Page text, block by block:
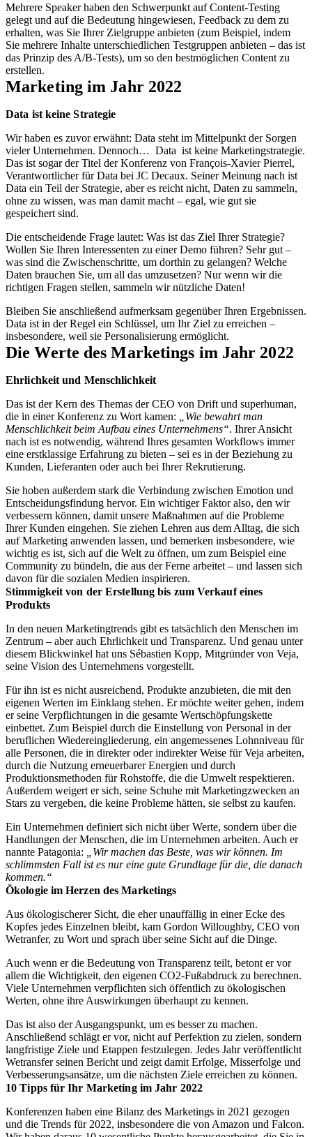
Mehrere Speaker haben den Schwerpunkt auf Content-Testing
gelegt und auf die Bedeutung hingewiesen, Feedback zu dem zu
erhalten, was Sie Ihrer Zielgruppe anbieten (zum Beispiel, indem
Sie mehrere Inhalte unterschiedlichen Testgruppen anbieten – das ist
das Prinzip des A/B-Tests), um so den bestmöglichen Content zu
erstellen.
Marketing im Jahr 2022
Data ist keine Strategie
Wir haben es zuvor erwähnt: Data steht im Mittelpunkt der Sorgen
vieler Unternehmen. Dennoch… Data ist keine Marketingstrategie.
Das ist sogar der Titel der Konferenz von François-Xavier Pierrel,
Verantwortlicher für Data bei JC Decaux. Seiner Meinung nach ist
Data ein Teil der Strategie, aber es reicht nicht, Daten zu sammeln,
ohne zu wissen, was man damit macht – egal, wie gut sie
gespeichert sind.
Die entscheidende Frage lautet: Was ist das Ziel Ihrer Strategie?
Wollen Sie Ihren Interessenten zu einer Demo führen? Sehr gut –
was sind die Zwischenschritte, um dorthin zu gelangen? Welche
Daten brauchen Sie, um all das umzusetzen? Nur wenn wir die
richtigen Fragen stellen, sammeln wir nützliche Daten!
Bleiben Sie anschließend aufmerksam gegenüber Ihren Ergebnissen.
Data ist in der Regel ein Schlüssel, um Ihr Ziel zu erreichen –
insbesondere, weil sie Personalisierung ermöglicht.
Die Werte des Marketings im Jahr 2022
Ehrlichkeit und Menschlichkeit
Das ist der Kern des Themas der CEO von Drift und superhuman,
die in einer Konferenz zu Wort kamen:
„Wie bewahrt man
Menschlichkeit beim Aufbau eines Unternehmens“. Ihrer Ansicht
nach ist es notwendig, während Ihres gesamten Workflows immer
eine erstklassige Erfahrung zu bieten – sei es in der Beziehung zu
Kunden, Lieferanten oder auch bei Ihrer Rekrutierung.
Sie hoben außerdem stark die Verbindung zwischen Emotion und
Entscheidungsfindung hervor. Ein wichtiger Faktor also, den wir
verbessern können, damit unsere Maßnahmen auf die Probleme
Ihrer Kunden eingehen. Sie ziehen Lehren aus dem Alltag, die sich
auf Marketing anwenden lassen, und bemerken insbesondere, wie
wichtig es ist, sich auf die Welt zu öffnen, um zum Beispiel eine
Community zu bündeln, die aus der Ferne arbeitet – und lassen sich
davon für die sozialen Medien inspirieren.
Stimmigkeit von der Erstellung bis zum Verkauf eines
Produkts
In den neuen Marketingtrends gibt es tatsächlich den Menschen im
Zentrum – aber auch Ehrlichkeit und Transparenz. Und genau unter
diesem Blickwinkel hat uns Sébastien Kopp, Mitgründer von Veja,
seine Vision des Unternehmens vorgestellt.
Für ihn ist es nicht ausreichend, Produkte anzubieten, die mit den
eigenen Werten im Einklang stehen. Er möchte weiter gehen, indem
er seine Verpflichtungen in die gesamte Wertschöpfungskette
einbettet. Zum Beispiel durch die Einstellung von Personal in der
beruflichen Wiedereingliederung, ein angemessenes Lohnniveau für
alle Personen, die in direkter oder indirekter Weise für Veja arbeiten,
durch die Nutzung erneuerbarer Energien und durch
Produktionsmethoden für Rohstoffe, die die Umwelt respektieren.
Außerdem weigert er sich, seine Schuhe mit Marketingzwecken an
Stars zu vergeben, die keine Probleme hätten, sie selbst zu kaufen.
Ein Unternehmen definiert sich nicht über Werte, sondern über die
Handlungen der Menschen, die im Unternehmen arbeiten. Auch er
nannte Patagonia:
„Wir machen das Beste, was wir können. Im
schlimmsten Fall ist es nur eine gute Grundlage für die, die danach
kommen.“
Ökologie im Herzen des Marketings
Aus ökologischerer Sicht, die eher unauffällig in einer Ecke des
Kopfes jedes Einzelnen bleibt, kam Gordon Willoughby, CEO von
Wetranfer, zu Wort und sprach über seine Sicht auf die Dinge.
Auch wenn er die Bedeutung von Transparenz teilt, betont er vor
allem die Wichtigkeit, den eigenen CO2-Fußabdruck zu berechnen.
Viele Unternehmen verpflichten sich öffentlich zu ökologischen
Werten, ohne ihre Auswirkungen überhaupt zu kennen.
Das ist also der Ausgangspunkt, um es besser zu machen.
Anschließend schlägt er vor, nicht auf Perfektion zu zielen, sondern
langfristige Ziele und Etappen festzulegen. Jedes Jahr veröffentlicht
Wetransfer seinen Bericht und zeigt damit Erfolge, Misserfolge und
Verbesserungsansätze, um die nächsten Ziele erreichen zu können.
10 Tipps für Ihr Marketing im Jahr 2022
Konferenzen haben eine Bilanz des Marketings in 2021 gezogen
und die Trends für 2022, insbesondere die von Amazon und Falcon.